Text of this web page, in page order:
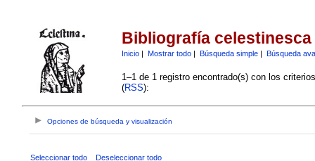
Bibliografía celestinesca
Inicio| Mostrar todo| Búsqueda simple| Búsqueda
1–1 de 1 registro encontrado(s) con los
(RSS):
Opciones de búsqueda y visualización
Seleccionar todo Deseleccionar todo